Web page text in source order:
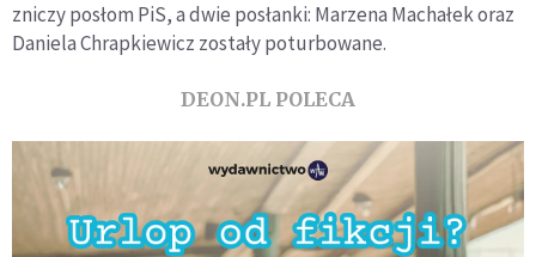
zniczy posłom PiS, a dwie posłanki: Marzena Machałek oraz
Daniela Chrapkiewicz zostały poturbowane.
DEON.PL POLECA